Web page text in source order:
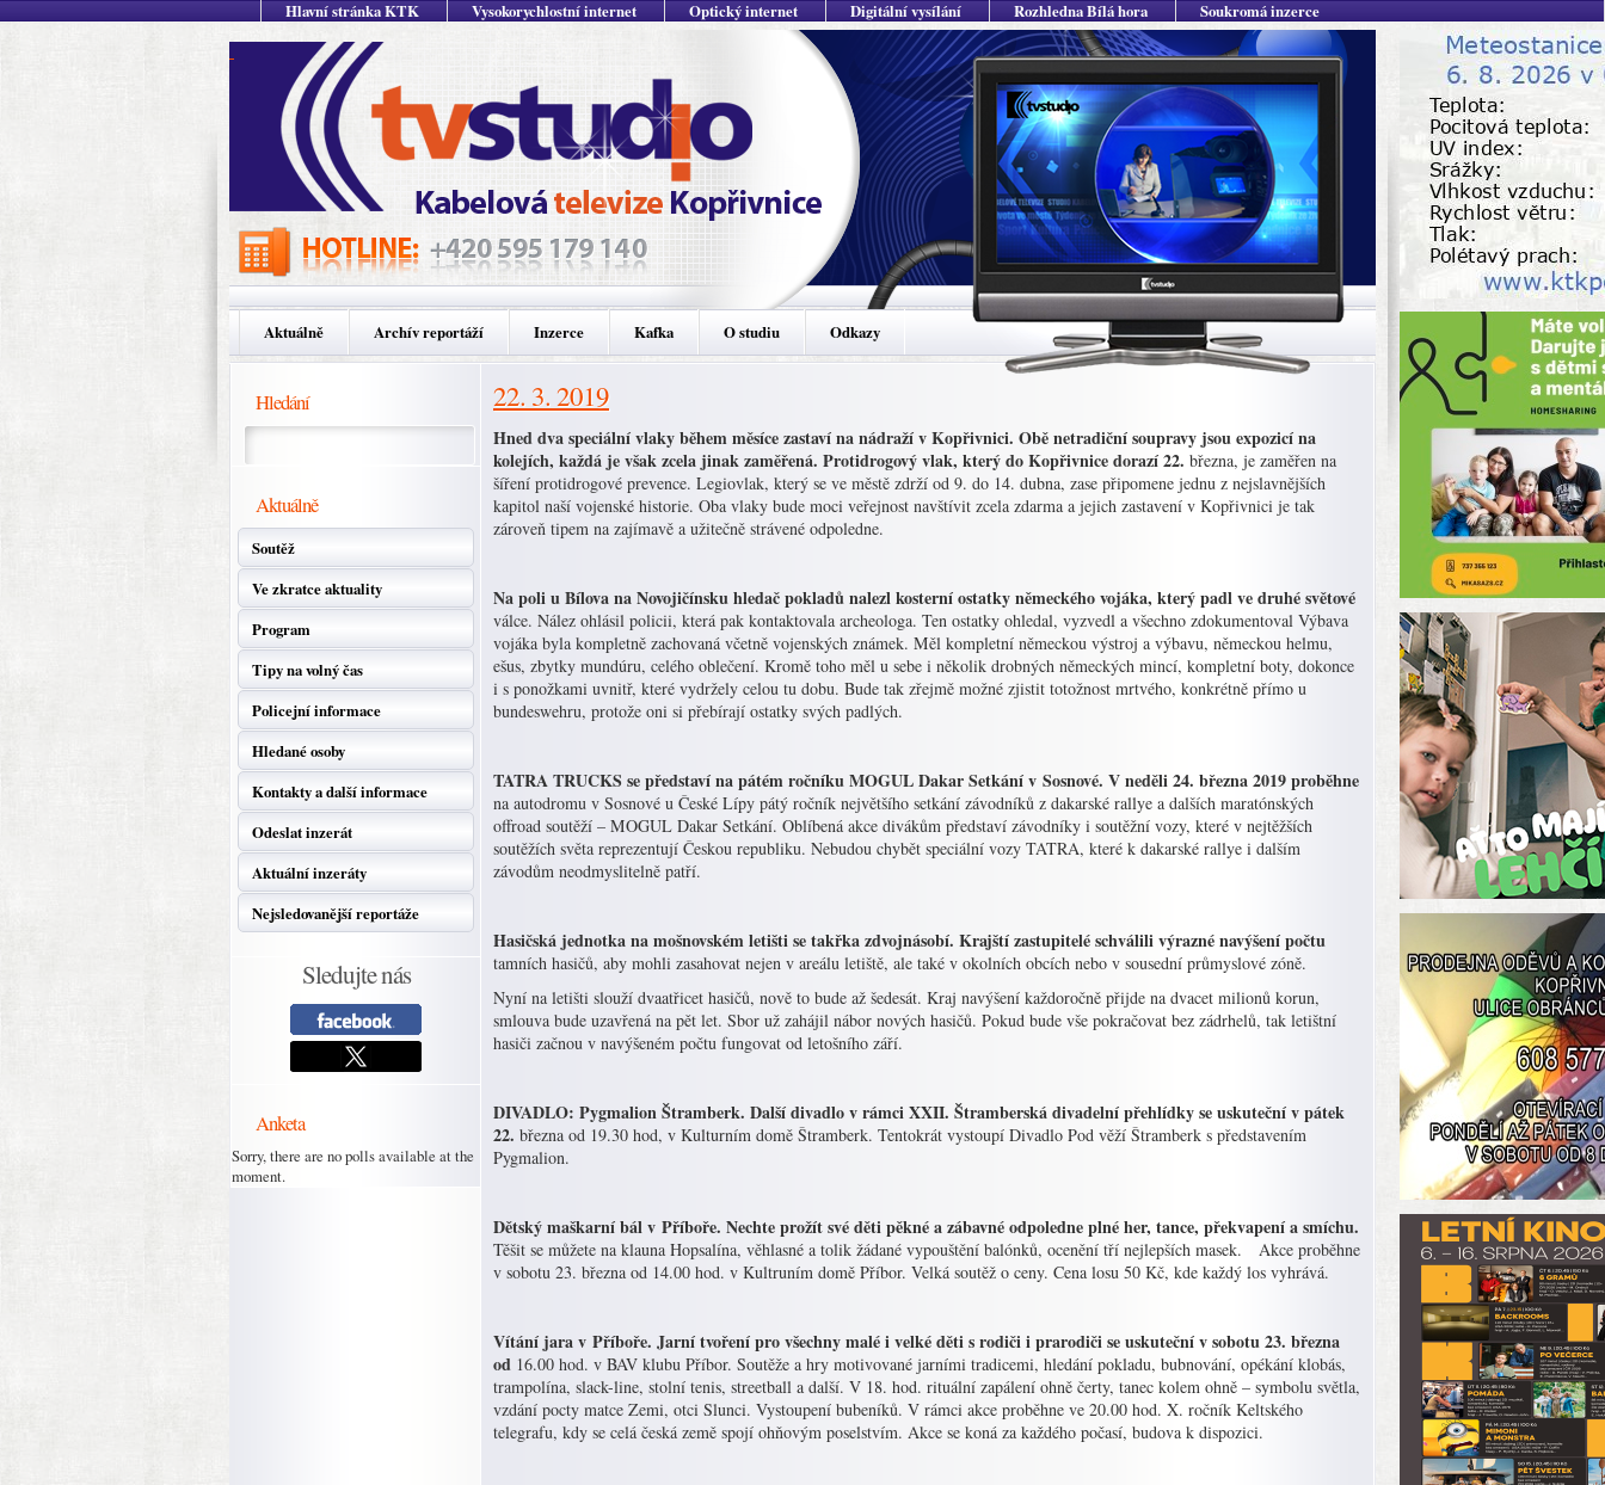
Hlavní stránka KTK Vysokorychlostní internet Optický internet Digitální vysílání Rozhledna Bílá hora Soukromá inzerce
Aktuálně Archív reportáží Inzerce Kafka O studiu Odkazy
Hledání
Aktuálně
Soutěž
Ve zkratce aktuality
Program
Tipy na volný čas
Policejní informace
Hledané osoby
Kontakty a další informace
Odeslat inzerát
Aktuální inzeráty
Nejsledovanější reportáže
Sledujte nás
Anketa
Sorry, there are no polls available at the
moment.
22. 3. 2019
Hned dva speciální vlaky během měsíce zastaví na nádraží v Kopřivnici. Obě netradiční soupravy jsou expozicí na
kolejích, každá je však zcela jinak zaměřená. Protidrogový vlak, který do Kopřivnice dorazí 22. března, je zaměřen na
šíření protidrogové prevence. Legiovlak, který se ve městě zdrží od 9. do 14. dubna, zase připomene jednu z nejslavnějších
kapitol naší vojenské historie. Oba vlaky bude moci veřejnost navštívit zcela zdarma a jejich zastavení v Kopřivnici je tak
zároveň tipem na zajímavě a užitečně strávené odpoledne.
Na poli u Bílova na Novojičínsku hledač pokladů nalezl kosterní ostatky německého vojáka, který padl ve druhé světové
válce. Nález ohlásil policii, která pak kontaktovala archeologa. Ten ostatky ohledal, vyzvedl a všechno zdokumentoval Výbava
vojáka byla kompletně zachovaná včetně vojenských známek. Měl kompletní německou výstroj a výbavu, německou helmu,
ešus, zbytky mundúru, celého oblečení. Kromě toho měl u sebe i několik drobných německých mincí, kompletní boty, dokonce
i s ponožkami uvnitř, které vydržely celou tu dobu. Bude tak zřejmě možné zjistit totožnost mrtvého, konkrétně přímo u
bundeswehru, protože oni si přebírají ostatky svých padlých.
TATRA TRUCKS se představí na pátém ročníku MOGUL Dakar Setkání v Sosnové. V neděli 24. března 2019 proběhne
na autodromu v Sosnové u České Lípy pátý ročník největšího setkání závodníků z dakarské rallye a dalších maratónských
offroad soutěží – MOGUL Dakar Setkání. Oblíbená akce divákům představí závodníky i soutěžní vozy, které v nejtěžších
soutěžích světa reprezentují Českou republiku. Nebudou chybět speciální vozy TATRA, které k dakarské rallye i dalším
závodům neodmyslitelně patří.
Hasičská jednotka na mošnovském letišti se takřka zdvojnásobí. Krajští zastupitelé schválili výrazné navýšení počtu
tamních hasičů, aby mohli zasahovat nejen v areálu letiště, ale také v okolních obcích nebo v sousední průmyslové zóně.
Nyní na letišti slouží dvaatřicet hasičů, nově to bude až šedesát. Kraj navýšení každoročně přijde na dvacet milionů korun,
smlouva bude uzavřená na pět let. Sbor už zahájil nábor nových hasičů. Pokud bude vše pokračovat bez zádrhelů, tak letištní
hasiči začnou v navýšeném počtu fungovat od letošního září.
DIVADLO: Pygmalion Štramberk. Další divadlo v rámci XXII. Štramberská divadelní přehlídky se uskuteční v pátek
22. března od 19.30 hod, v Kulturním domě Štramberk. Tentokrát vystoupí Divadlo Pod věží Štramberk s představením
Pygmalion.
Dětský maškarní bál v Příboře. Nechte prožít své děti pěkné a zábavné odpoledne plné her, tance, překvapení a smíchu.
Těšit se můžete na klauna Hopsalína, věhlasné a tolik žádané vypouštění balónků, ocenění tří nejlepších masek. Akce proběhne
v sobotu 23. března od 14.00 hod. v Kultruním domě Příbor. Velká soutěž o ceny. Cena losu 50 Kč, kde každý los vyhrává.
Vítání jara v Příboře. Jarní tvoření pro všechny malé i velké děti s rodiči i prarodiči se uskuteční v sobotu 23. března
od 16.00 hod. v BAV klubu Příbor. Soutěže a hry motivované jarními tradicemi, hledání pokladu, bubnování, opékání klobás,
trampolína, slack-line, stolní tenis, streetball a další. V 18. hod. rituální zapálení ohně čerty, tanec kolem ohně – symbolu světla,
vzdání pocty matce Zemi, otci Slunci. Vystoupení bubeníků. V rámci akce proběhne ve 20.00 hod. X. ročník Keltského
telegrafu, kdy se celá česká země spojí ohňovým poselstvím. Akce se koná za každého počasí, budova k dispozici.